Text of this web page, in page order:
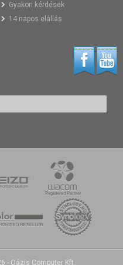
Gyakori kérdések
14 napos elállás
- Oázis Computer Kft.